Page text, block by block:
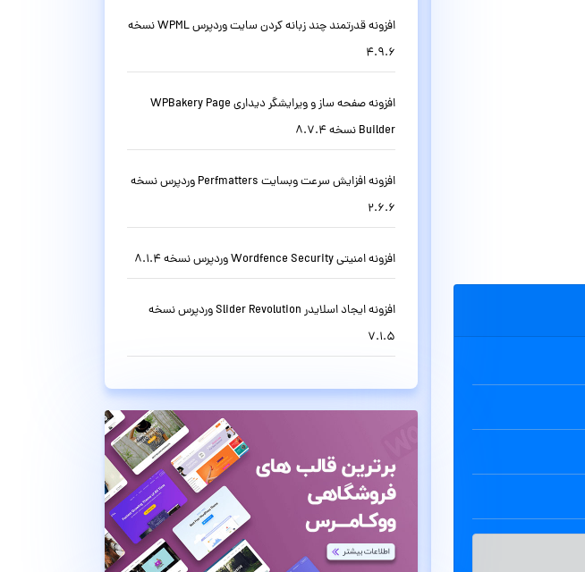
افزونه قدرتمند چند زبانه کردن سایت وردپرس WPML نسخه
4.9.6
افزونه صفحه ساز و ویرایشگر دیداری WPBakery Page
Builder نسخه 8.7.4
افزونه افزایش سرعت وبسایت Perfmatters وردپرس نسخه
2.6.6
افزونه امنیتی Wordfence Security وردپرس نسخه 8.1.4
افزونه ایجاد اسلایدر Slider Revolution وردپرس نسخه
7.1.5